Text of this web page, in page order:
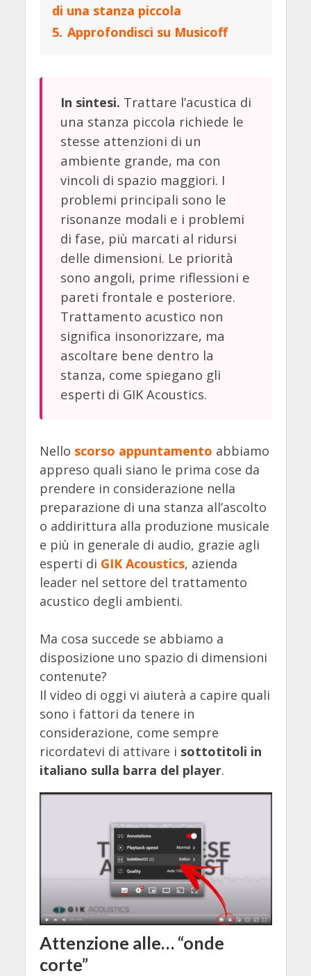
di una stanza piccola
5. Approfondisci su Musicoff
In sintesi. Trattare l’acustica di
una stanza piccola richiede le
stesse attenzioni di un
ambiente grande, ma con
vincoli di spazio maggiori. I
problemi principali sono le
risonanze modali e i problemi
di fase, più marcati al ridursi
delle dimensioni. Le priorità
sono angoli, prime riflessioni e
pareti frontale e posteriore.
Trattamento acustico non
significa insonorizzare, ma
ascoltare bene dentro la
stanza, come spiegano gli
esperti di GIK Acoustics.
Nello scorso appuntamento abbiamo
appreso quali siano le prima cose da
prendere in considerazione nella
preparazione di una stanza all’ascolto
o addirittura alla produzione musicale
e più in generale di audio, grazie agli
esperti di GIK Acoustics, azienda
leader nel settore del trattamento
acustico degli ambienti.
Ma cosa succede se abbiamo a
disposizione uno spazio di dimensioni
contenute?
Il video di oggi vi aiuterà a capire quali
sono i fattori da tenere in
considerazione, come sempre
ricordatevi di attivare i sottotitoli in
italiano sulla barra del player.
Attenzione alle… “onde
corte”